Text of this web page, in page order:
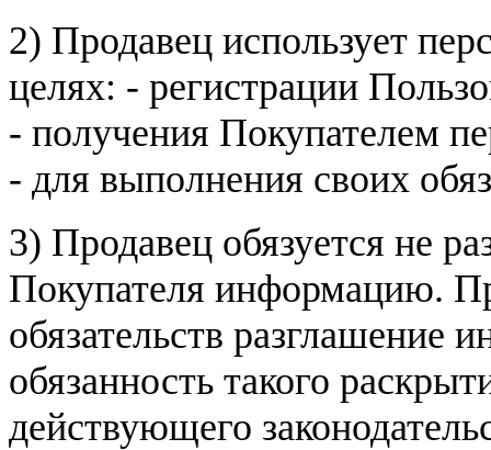
2) Продавец использует
целях: - регистрации
- получения Покупателем
- для выполнения своих
3) Продавец обязуется не
Покупателя информацию.
обязательств разглашение
обязанность такого
действующего